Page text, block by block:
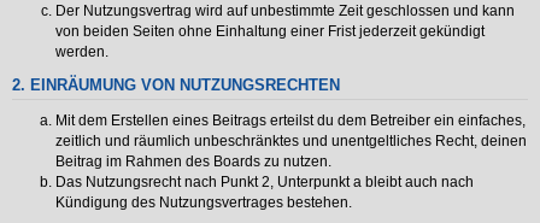
Der Nutzungsvertrag wird auf unbestimmte Zeit geschlossen und kann
von beiden Seiten ohne Einhaltung einer Frist jederzeit gekündigt
werden.
2. EINRÄUMUNG VON NUTZUNGSRECHTEN
Mit dem Erstellen eines Beitrags erteilst du dem Betreiber ein einfaches,
zeitlich und räumlich unbeschränktes und unentgeltliches Recht, deinen
Beitrag im Rahmen des Boards zu nutzen.
Das Nutzungsrecht nach Punkt 2, Unterpunkt a bleibt auch nach
Kündigung des Nutzungsvertrages bestehen.